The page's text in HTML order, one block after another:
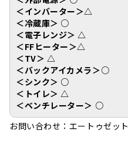
＜インバーター＞△
＜冷蔵庫＞ ○
＜電子レンジ＞ △
＜FFヒーター＞△
＜TV＞ △
＜バックアイカメラ＞○
＜シンク＞ ○
＜トイレ＞ △
＜ベンチレーター＞ ○
お問い合わせ：エートゥゼット